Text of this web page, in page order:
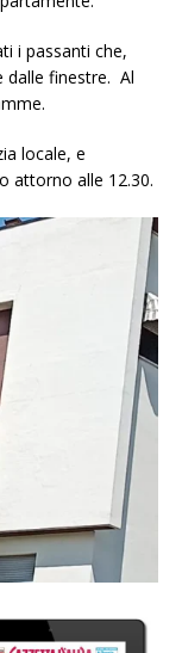
i passanti che,
dalle finestre. Al
locale, e
attorno alle 12.30.